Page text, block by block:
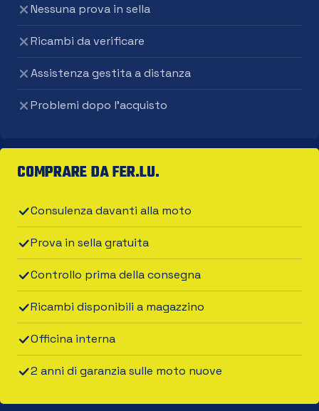
Nessuna prova in sella
Ricambi da verificare
Assistenza gestita a distanza
Problemi dopo l'acquisto
COMPRARE DA FER.LU.
Consulenza davanti alla moto
Prova in sella gratuita
Controllo prima della consegna
Ricambi disponibili a magazzino
Officina interna
2 anni di garanzia sulle moto nuove